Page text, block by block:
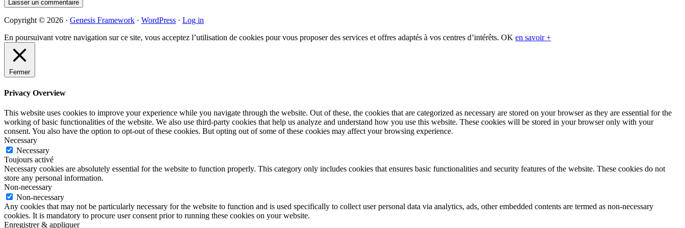
Primary
Sidebar
Copyright © 2026 · Genesis Framework · WordPress · Log in
En poursuivant votre navigation sur ce site, vous acceptez l’utilisation de cookies pour vous proposer des services et offres adaptés à vos centres d’intérêts. OK en savoir +
Fermer
Privacy Overview
This website uses cookies to improve your experience while you navigate through the website. Out of these, the cookies that are categorized as necessary are stored on your browser as they are essential for the
working of basic functionalities of the website. We also use third-party cookies that help us analyze and understand how you use this website. These cookies will be stored in your browser only with your
consent. You also have the option to opt-out of these cookies. But opting out of some of these cookies may affect your browsing experience.
Necessary
Necessary
Toujours activé
Necessary cookies are absolutely essential for the website to function properly. This category only includes cookies that ensures basic functionalities and security features of the website. These cookies do not
store any personal information.
Non-necessary
Non-necessary
Any cookies that may not be particularly necessary for the website to function and is used specifically to collect user personal data via analytics, ads, other embedded contents are termed as non-necessary
cookies. It is mandatory to procure user consent prior to running these cookies on your website.
Enregistrer & appliquer